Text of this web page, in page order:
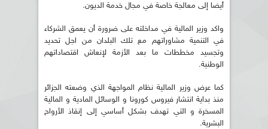
أيضا إلى معالجة خاصة في مجال خدمة الديون.
واكد وزير المالية في مداخلته على ضرورة أن يعمق الشركاء
في التنمية مشاوراتهم مع تلك البلدان من اجل تحديد
وتجسيد مخططات ما بعد الأزمة لإنعاش اقتصاداتهم
الوطنية.
كما عرض وزير المالية نظام المواجهة الذي وضعته الجزائر
منذ بداية انتشار فيروس كورونا و الوسائل المادية و المالية
المسخرة و التي تهدف بشكل أساسي إلى إنقاذ الأرواح
البشرية.